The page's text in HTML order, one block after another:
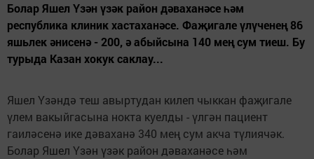
Болар Яшел Үзән үзәк район дәваханәсе һәм
республика клиник хастаханәсе. Фаҗигале үлүченең 86
яшьлек әнисенә - 200, ә абыйсына 140 мең сум тиеш. Бу
турыда Казан хокук саклау...
Яшел Үзәндә теш авыртудан килеп чыккан фаҗигале
үлем вакыйгасына нокта куелды - үлгән пациент
гаиләсенә ике дәваханә 340 мең сум акча түлиячәк.
Болар Яшел Үзән үзәк район дәваханәсе һәм